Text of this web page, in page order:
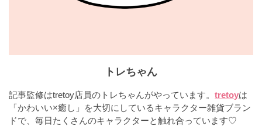
トレちゃん
記事監修はtretoy店員のトレちゃんがやっています。tretoyは
「かわいい×癒し」を大切にしているキャラクター雑貨ブラン
ドで、毎日たくさんのキャラクターと触れ合っています♡